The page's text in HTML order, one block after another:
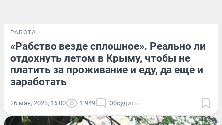
РАБОТА
«Рабство везде сплошное». Реально ли
отдохнуть летом в Крыму, чтобы не
платить за проживание и еду, да еще и
заработать
26 мая, 2023, 15:00 1 949 Обсудить